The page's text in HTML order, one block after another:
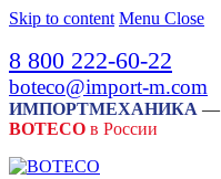
Skip to content Menu Close
8 800 222-60-22
boteco@import-m.com
ИМПОРТМЕХАНИКА —
BOTECO в России